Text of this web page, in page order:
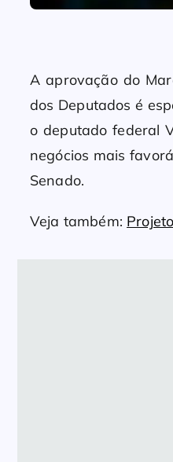
A aprovação do
dos Deputados é
o deputado federal
negócios mais
Senado.
Veja também: